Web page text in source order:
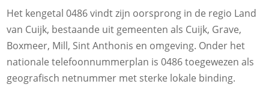
Het kengetal 0486 vindt zijn oorsprong in de regio Land
van Cuijk, bestaande uit gemeenten als Cuijk, Grave,
Boxmeer, Mill, Sint Anthonis en omgeving. Onder het
nationale telefoonnummerplan is 0486 toegewezen als
geografisch netnummer met sterke lokale binding.